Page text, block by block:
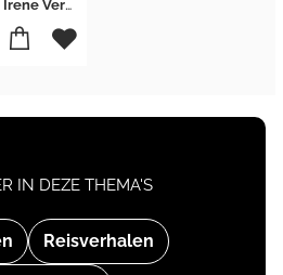
Irene Verweij
Reisverhalen
IN DEZE THEMA'S